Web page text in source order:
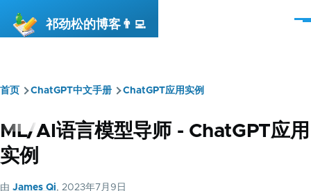
祁劲松的博客👨‍💻
菜
面
包
屑
首页 ChatGPT中文手册 ChatGPT应用实例
ML/AI语言模型导师 - ChatGPT应用
实例
由 James Qi, 2023年7月9日